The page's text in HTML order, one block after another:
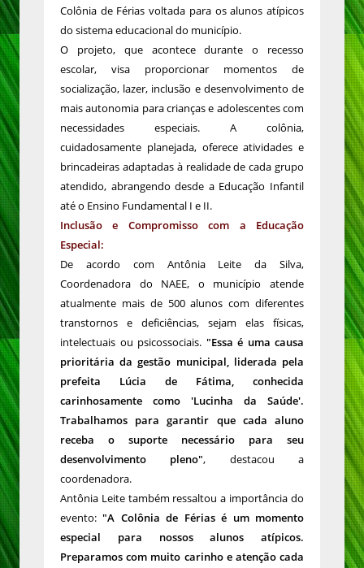
Colônia de Férias voltada para os alunos atípicos
do sistema educacional do município.
O projeto, que acontece durante o recesso
escolar, visa proporcionar momentos de
socialização, lazer, inclusão e desenvolvimento de
mais autonomia para crianças e adolescentes com
necessidades especiais. A colônia,
cuidadosamente planejada, oferece atividades e
brincadeiras adaptadas à realidade de cada grupo
atendido, abrangendo desde a Educação Infantil
até o Ensino Fundamental I e II.
Inclusão e Compromisso com a Educação
Especial:
De acordo com Antônia Leite da Silva,
Coordenadora do NAEE, o município atende
atualmente mais de 500 alunos com diferentes
transtornos e deficiências, sejam elas físicas,
intelectuais ou psicossociais. "Essa é uma causa
prioritária da gestão municipal, liderada pela
prefeita Lúcia de Fátima, conhecida
carinhosamente como 'Lucinha da Saúde'.
Trabalhamos para garantir que cada aluno
receba o suporte necessário para seu
desenvolvimento pleno", destacou a
coordenadora.
Antônia Leite também ressaltou a importância do
evento:"A Colônia de Férias é um momento
especial para nossos alunos atípicos.
Preparamos com muito carinho e atenção cada